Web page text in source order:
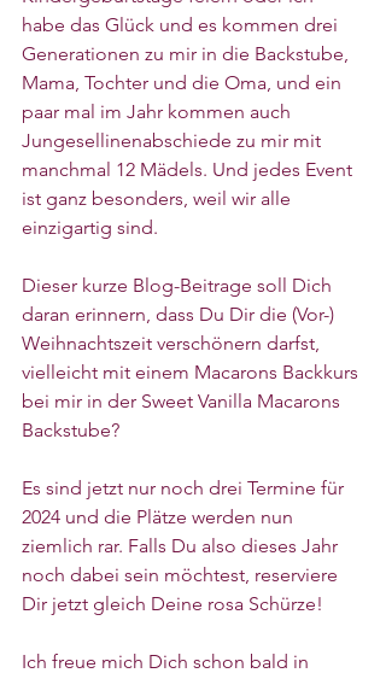
habe das Glück und es kommen drei
Generationen zu mir in die Backstube,
Mama, Tochter und die Oma, und ein
paar mal im Jahr kommen auch
Jungesellinenabschiede zu mir mit
manchmal 12 Mädels. Und jedes Event
ist ganz besonders, weil wir alle
einzigartig sind.
Dieser kurze Blog-Beitrage soll Dich
daran erinnern, dass Du Dir die (Vor-)
Weihnachtszeit verschönern darfst,
vielleicht mit einem Macarons Backkurs
bei mir in der Sweet Vanilla Macarons
Backstube?
Es sind jetzt nur noch drei Termine für
2024 und die Plätze werden nun
ziemlich rar. Falls Du also dieses Jahr
noch dabei sein möchtest, reserviere
Dir jetzt gleich Deine rosa Schürze!
Ich freue mich Dich schon bald in